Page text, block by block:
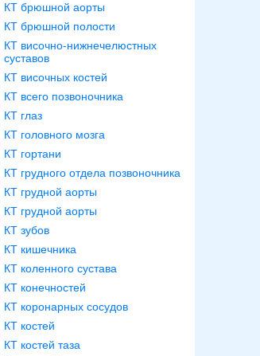
КТ брюшной аорты
КТ брюшной полости
КТ височно-нижнечелюстных
суставов
КТ височных костей
КТ всего позвоночника
КТ глаз
КТ головного мозга
КТ гортани
КТ грудного отдела позвоночника
КТ грудной аорты
КТ грудной аорты
КТ зубов
КТ кишечника
КТ коленного сустава
КТ конечностей
КТ коронарных сосудов
КТ костей
КТ костей таза